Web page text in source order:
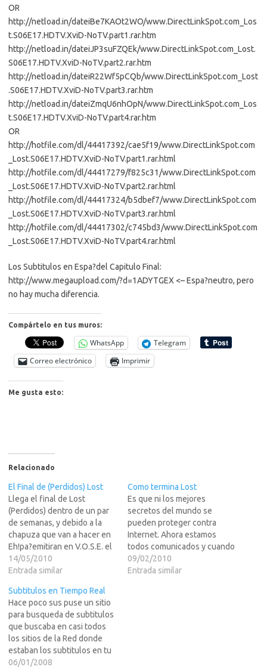
OR
http://netload.in/dateiBe7KAOt2WO/www.DirectLinkSpot.com_Los
t.S06E17.HDTV.XviD-NoTV.part1.rar.htm
http://netload.in/dateiJP3suFZQEk/www.DirectLinkSpot.com_Lost.
S06E17.HDTV.XviD-NoTV.part2.rar.htm
http://netload.in/dateiR22Wf5pCQb/www.DirectLinkSpot.com_Lost
.S06E17.HDTV.XviD-NoTV.part3.rar.htm
http://netload.in/dateiZmqU6nhOpN/www.DirectLinkSpot.com_Los
t.S06E17.HDTV.XviD-NoTV.part4.rar.htm
OR
http://hotfile.com/dl/44417392/cae5f19/www.DirectLinkSpot.com
_Lost.S06E17.HDTV.XviD-NoTV.part1.rar.html
http://hotfile.com/dl/44417279/f825c31/www.DirectLinkSpot.com
_Lost.S06E17.HDTV.XviD-NoTV.part2.rar.html
http://hotfile.com/dl/44417324/b5dbef7/www.DirectLinkSpot.com
_Lost.S06E17.HDTV.XviD-NoTV.part3.rar.html
http://hotfile.com/dl/44417302/c745bd3/www.DirectLinkSpot.com
_Lost.S06E17.HDTV.XviD-NoTV.part4.rar.html
Los Subtitulos en Espa?del Capitulo Final:
http://www.megaupload.com/?d=1ADYTGEX <– Espa?neutro, pero
no hay mucha diferencia.
Compártelo en tus muros:
WhatsApp
Telegram
Correo electrónico
Imprimir
Me gusta esto:
Relacionado
El Final de (Perdidos) Lost
Llega el final de Lost
(Perdidos) dentro de un par
de semanas, y debido a la
chapuza que van a hacer en
Eh!pa?emitiran en V.O.S.E. el
capitulo doble final, antes
que el penultimo en Espa? la
por el antiguo metodo
tradicional de la…
14/05/2010
Entrada similar
Como termina Lost
Es que ni los mejores
secretos del mundo se
pueden proteger contra
Internet. Ahora estamos
todos comunicados y cuando
alguien sabe algo y lo quiere
decir, solo tiene que hacerlo
09/02/2010
Entrada similar
Subtitulos en Tiempo Real
Hace poco sus puse un sitio
para busqueda de subtitulos
que buscaba en casi todos
los sitios de la Red donde
estaban los subtitulos en tu
idioma para las moviez que
06/01/2008